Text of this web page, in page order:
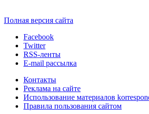
Полная версия сайта
Facebook
Twitter
RSS-ленты
E-mail рассылка
Контакты
Реклама на сайте
Использование материалов
Правила пользования сайтом